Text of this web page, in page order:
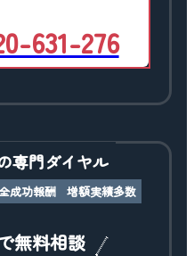
631-276
専門ダイヤル
成功報酬 増額実績多数
無料相談